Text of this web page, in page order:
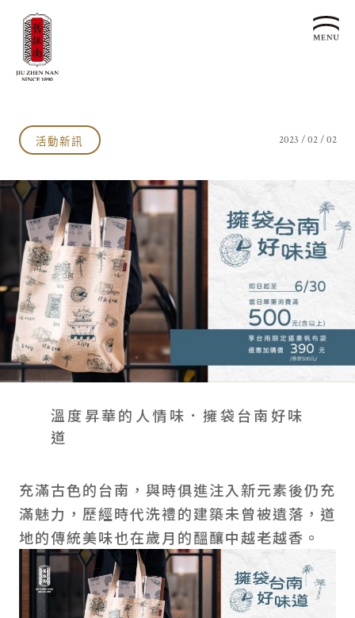
歷史沿革
文化生活誌
24節氣文化
漢餅文化
漢餅文化館
文化體驗
產品服務
產品介紹
企業客製贈禮區
預約品鑑
喜餅預約
企業永續
企業永續發展 ESG
永續新聞集
利害關係人
最新消息
聯絡我們
全台據點
客服中心
會員禮遇
線上購物 會員禮遇 企業客製
© 2026 JIU ZHEN NAN.CO All rights reserved
活動新訊 2023 / 02 / 02
溫度昇華的人情味．擁袋台南好味
道
充滿古色的台南，與時俱進注入新元素後仍充
滿魅力，歷經時代洗禮的建築未曾被遺落，道
地的傳統美味也在歲月的醞釀中越老越香。